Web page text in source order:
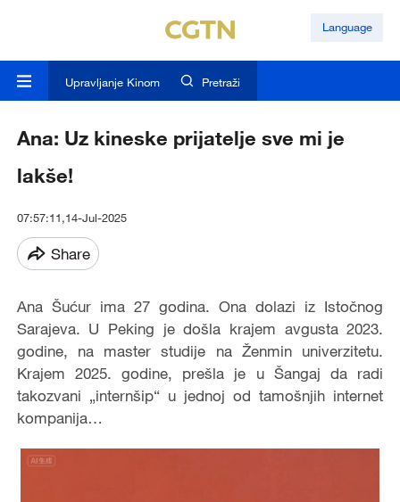
Language
Upravljanje Kinom Pretraži
Ana: Uz kineske prijatelje sve mi je
lakše!
07:57:11,14-Jul-2025
Share
Ana Šućur ima 27 godina. Ona dolazi iz Istočnog
Sarajeva. U Peking je došla krajem avgusta 2023.
godine, na master studije na Ženmin univerzitetu.
Krajem 2025. godine, prešla je u Šangaj da radi
takozvani „internšip“ u jednoj od tamošnjih internet
kompanija…